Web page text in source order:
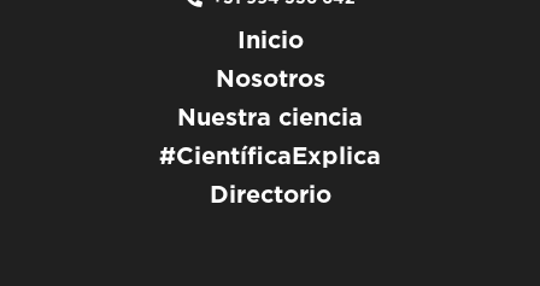
Inicio
Nosotros
Nuestra ciencia
#CientíficaExplica
Directorio